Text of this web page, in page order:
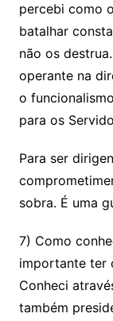
percebi como
batalhar
não os
operante na
o
para os
Para ser
sobra. É uma
7) Como
importante ter
Conheci
também